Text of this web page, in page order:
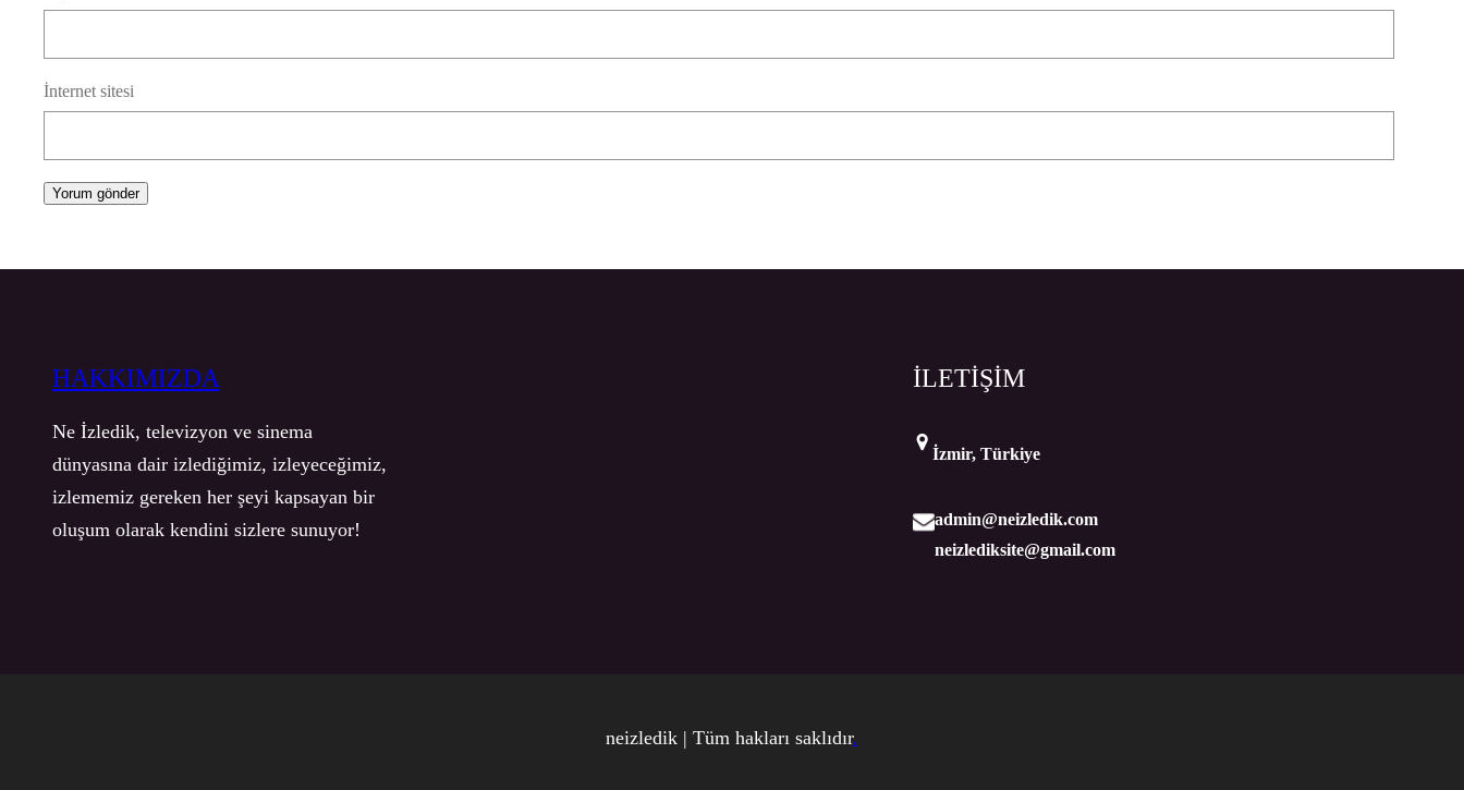
İnternet sitesi
HAKKIMIZDA
Ne İzledik, televizyon ve sinema
dünyasına dair izlediğimiz, izleyeceğimiz,
izlememiz gereken her şeyi kapsayan bir
oluşum olarak kendini sizlere sunuyor!
İLETİŞİM
İzmir, Türkiye
admin@neizledik.com
neizlediksite@gmail.com
neizledik | Tüm hakları saklıdır.